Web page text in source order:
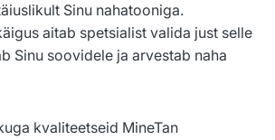
Sinu nahatooniga.
aitab spetsialist valida just selle
Sinu soovidele ja arvestab naha
kvaliteetseid MineTan